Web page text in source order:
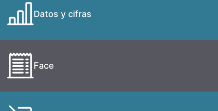
Datos y cifras
Face